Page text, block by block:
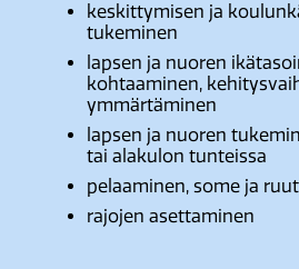
keskittymisen ja
tukeminen
lapsen ja nuoren
kohtaaminen,
ymmärtäminen
lapsen ja nuoren
tai alakulon tunteissa
pelaaminen, some ja
rajojen asettaminen